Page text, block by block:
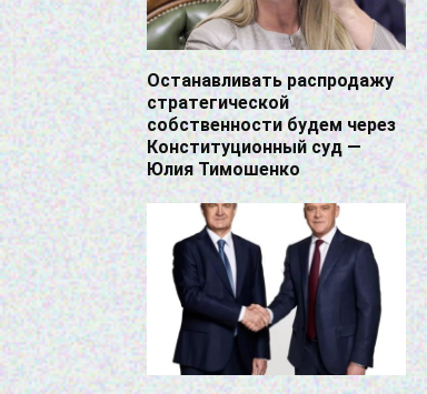
Останавливать распродажу
стратегической
собственности будем через
Конституционный суд —
Юлия Тимошенко